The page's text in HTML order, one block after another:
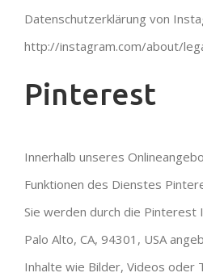
Datenschutzerklärung von
http://instagram.com/about/
Pinterest
Innerhalb unseres
Funktionen des Dienstes
Sie werden durch die Pinterest
Palo Alto, CA, 94301, USA
Inhalte wie Bilder, Videos oder